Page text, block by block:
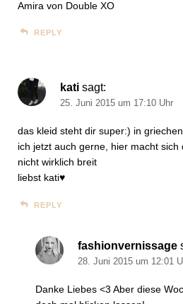
Amira von Double XO
REPLY
kati sagt:
25. Juni 2015 um 17:10 Uhr
das kleid steht dir super:) in
ich jetzt auch gerne, hier macht
nicht wirklich breit
liebst kati♥
REPLY
fashionvernissage
28. Juni 2015 um 12:01
Danke Liebes <3 Aber diese